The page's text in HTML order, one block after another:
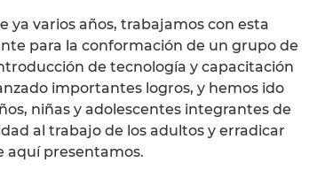
ya varios años, trabajamos con esta
para la conformación de un grupo de
de tecnología y capacitación
importantes logros, y hemos ido
niñas y adolescentes integrantes de
al trabajo de los adultos y erradicar
aquí presentamos.